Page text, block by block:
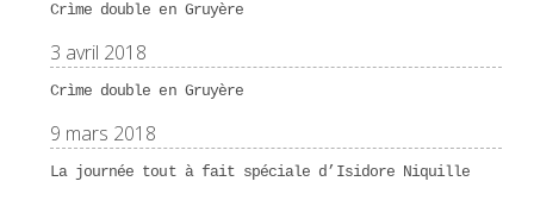
Crìme double en Gruyère
3 avril 2018
Crìme double en Gruyère
9 mars 2018
La journée tout à fait spéciale d’Isidore Niquille